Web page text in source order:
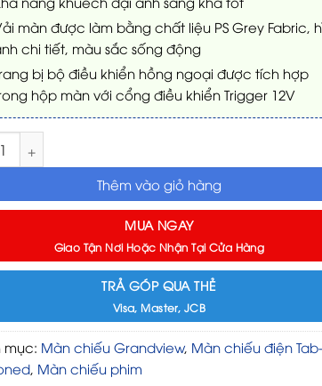
màn được làm bằng chất liệu PS Grey Fabric,
chi tiết, màu sắc sống động
bị bộ điều khiển hồng ngoại được tích hợp
hộp màn với cổng điều khiển Trigger 12V
Grandview LF-MI120 120Inch (16:9)WW số lượng
Thêm vào giỏ hàng
MUA NGAY
Giao Tận Nơi Hoặc Nhận Tại Cửa Hàng
TRẢ GÓP QUA THẺ
Visa, Master, JCB
mục: Màn chiếu Grandview, Màn chiếu điện Tab-
, Màn chiếu phim